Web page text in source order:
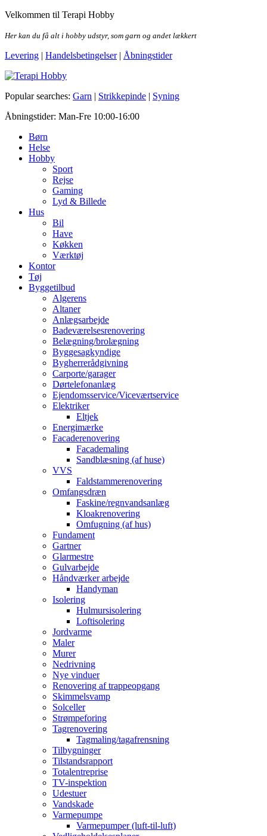
Skip
the
Velkommen til Terapi Hobby
Her kan du få alt i hobby udstyr, som garn og andet lækkert
Levering | Handelsbetingelser| Åbningstider
Terapi Hobby
Popular searches: Garn | Strikkepinde | Syning
Åbningstider: Man-Fre 10:00-16:00
Børn
Helse
Hobby
Sport
Rejse
Gaming
Lyd & Billede
Hus
Bil
Have
Køkken
Værktøj
Kontor
Tøj
Byggetilbud
Algerens
Altaner
Anlægsarbejde
Badeværelsesrenovering
Belægning/brolægning
Byggesagkyndige
Bygherrerådgivning
Carporte/garager
Dørtelefonanlæg
Ejendomsservice/Viceværtservice
Elektriker
Eltjek
Energimærke
Facaderenovering
Facademaling
Sandblæsning (af huse)
VVS
Faldstammerenovering
Omfangsdræn
Faskine/regnvandsanlæg
Kloakrenovering
Omfugning (af hus)
Fundament
Gartner
Glarmestre
Gulvarbejde
Håndværker arbejde
Handyman
Isolering
Hulmursisolering
Loftisolering
Jordvarme
Maler
Murer
Nedrivning
Nye vinduer
Renovering af trappeopgang
Skimmelsvamp
Solceller
Strømpeforing
Tagrenovering
Tagmaling/tagafrensning
Tilbygninger
Tilstandsrapport
Totalentreprise
TV-inspektion
Udestuer
Vandskade
Varmepumpe
Varmepumper (luft-til-luft)